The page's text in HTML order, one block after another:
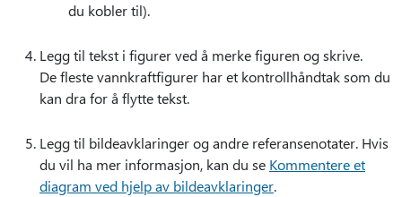
du kobler til).
Legg til tekst i figurer ved å merke figuren og skrive.
De fleste vannkraftfigurer har et kontrollhåndtak som du
kan dra for å flytte tekst.
Legg til bildeavklaringer og andre referansenotater. Hvis
du vil ha mer informasjon, kan du se Kommentere et
diagram ved hjelp av bildeavklaringer.